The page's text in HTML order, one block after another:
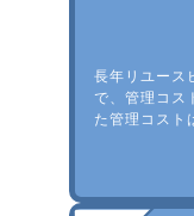
長年リユース
で、管理コス
た管理コスト